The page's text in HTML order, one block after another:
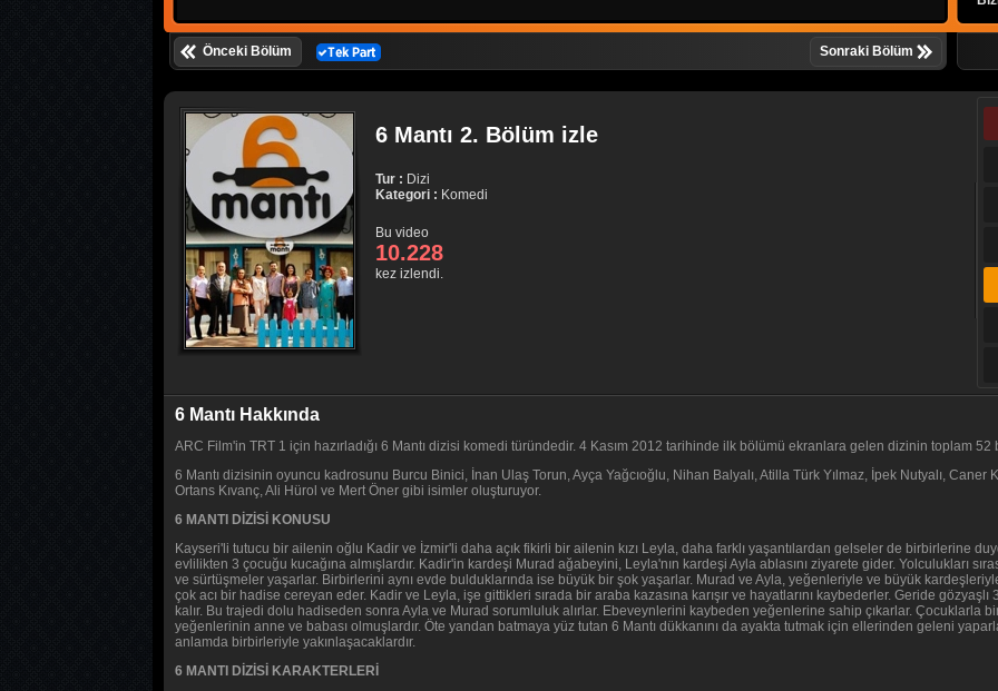
Önceki Bölüm Sonraki Bölüm
6 Mantı 2. Bölüm izle
Tur : Dizi
Kategori : Komedi
Bu video
10.228
kez izlendi.
6 Mantı Hakkında
ARC Film'in TRT 1 için hazırladığı 6 Mantı dizisi komedi türündedir. 4 Kasım 2012 tarihinde ilk bölümü ekranlara gelen dizinin toplam
6 Mantı dizisinin oyuncu kadrosunu Burcu Binici, İnan Ulaş Torun, Ayça Yağcıoğlu, Nihan Balyalı, Atilla Türk Yılmaz, İpek Nutyalı, Caner
Ortans Kıvanç, Ali Hürol ve Mert Öner gibi isimler oluşturuyor.
6 MANTI DİZİSİ KONUSU
Kayseri'li tutucu bir ailenin oğlu Kadir ve İzmir'li daha açık fikirli bir ailenin kızı Leyla, daha farklı yaşantılardan gelseler de birbirlerine
evlilikten 3 çocuğu kucağına almışlardır. Kadir'in kardeşi Murad ağabeyini, Leyla'nın kardeşi Ayla ablasını ziyarete gider. Yolculukları
ve sürtüşmeler yaşarlar. Birbirlerini aynı evde bulduklarında ise büyük bir şok yaşarlar. Murad ve Ayla, yeğenleriyle ve büyük
çok acı bir hadise cereyan eder. Kadir ve Leyla, işe gittikleri sırada bir araba kazasına karışır ve hayatlarını kaybederler. Geride gözyaşlı
kalır. Bu trajedi dolu hadiseden sonra Ayla ve Murad sorumluluk alırlar. Ebeveynlerini kaybeden yeğenlerine sahip çıkarlar. Çocuklarla
yeğenlerinin anne ve babası olmuşlardır. Öte yandan batmaya yüz tutan 6 Mantı dükkanını da ayakta tutmak için ellerinden geleni
anlamda birbirleriyle yakınlaşacaklardır.
6 MANTI DİZİSİ KARAKTERLERİ